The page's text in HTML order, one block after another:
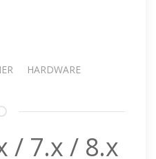
HARDWARE
/ 7.x / 8.x